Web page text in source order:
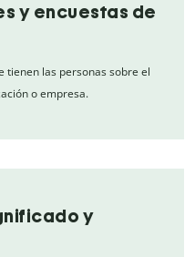
y encuestas de
tienen las personas sobre el
o empresa.
y